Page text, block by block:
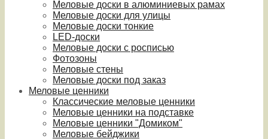
Меловые доски в алюминиевых рамах
Меловые доски для улицы
Меловые доски тонкие
LED-доски
Меловые доски с росписью
Фотозоны
Меловые стены
Меловые доски под заказ
Меловые ценники
Классические меловые ценники
Меловые ценники на подставке
Меловые ценники "Домиком"
Меловые бейджики